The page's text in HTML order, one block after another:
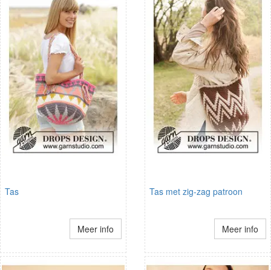
Tas
Meer info
Tas met zig-zag patroon
Meer info